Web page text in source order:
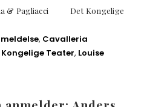
& Pagliacci Det Kongelige
, Cavalleria
Kongelige Teater, Louise